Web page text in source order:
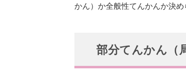
かん）か全般性てんかんか決め
部分てんかん（